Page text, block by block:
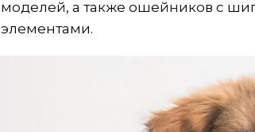
моделей, а также ошейников с
элементами.